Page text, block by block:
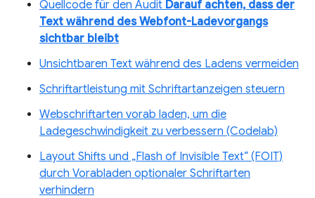
Quellcode für den Audit Darauf achten, dass der
Text während des Webfont-Ladevorgangs
sichtbar bleibt
Unsichtbaren Text während des Ladens vermeiden
Schriftartleistung mit Schriftartanzeigen steuern
Webschriftarten vorab laden, um die
Ladegeschwindigkeit zu verbessern (Codelab)
Layout Shifts und „Flash of Invisible Text“ (FOIT)
durch Vorabladen optionaler Schriftarten
verhindern